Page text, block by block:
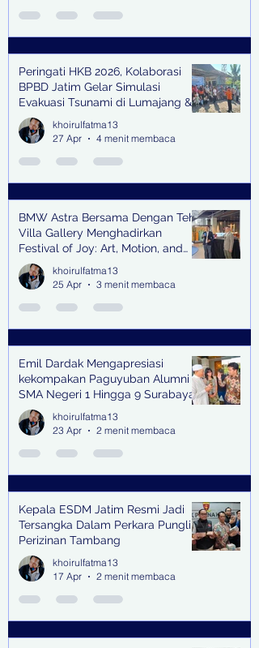
Peringati HKB 2026, Kolaborasi
BPBD Jatim Gelar Simulasi
Evakuasi Tsunami di Lumajang &
Trenggalek
khoirulfatma13
27 Apr
4 menit membaca
BMW Astra Bersama Dengan Teh
Villa Gallery Menghadirkan
Festival of Joy: Art, Motion, and
Scent
khoirulfatma13
25 Apr
3 menit membaca
Emil Dardak Mengapresiasi
kekompakan Paguyuban Alumni
SMA Negeri 1 Hingga 9 Surabaya
(Pasmanbaya) dalam Kegiatan
Halal Bihalal
khoirulfatma13
23 Apr
2 menit membaca
Kepala ESDM Jatim Resmi Jadi
Tersangka Dalam Perkara Pungli
Perizinan Tambang
khoirulfatma13
17 Apr
2 menit membaca